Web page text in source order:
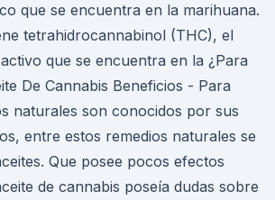
que se encuentra en la marihuana.
tetrahidrocannabinol (THC), el
que se encuentra en la ¿Para
De Cannabis Beneficios - Para
naturales son conocidos por sus
entre estos remedios naturales se
Que posee pocos efectos
de cannabis poseía dudas sobre